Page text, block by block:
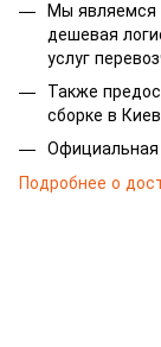
Мы являемся
дешевая
услуг
Также
сборке в
Официальная
Подробнее о